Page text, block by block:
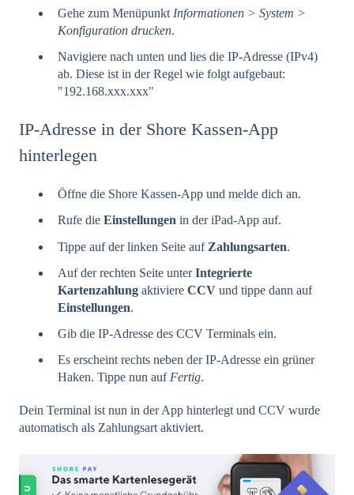
Gehe zum Menüpunkt Informationen > System >
Konfiguration drucken.
Navigiere nach unten und lies die IP-Adresse (IPv4)
ab. Diese ist in der Regel wie folgt aufgebaut:
"192.168.xxx.xxx"
IP-Adresse in der Shore Kassen-App
hinterlegen
Öffne die Shore Kassen-App und melde dich an.
Rufe die Einstellungen in der iPad-App auf.
Tippe auf der linken Seite auf Zahlungsarten.
Auf der rechten Seite unterIntegrierte
Kartenzahlung aktiviere CCV und tippe dann auf
Einstellungen.
Gib die IP-Adresse des CCV Terminals ein.
Es erscheint rechts neben der IP-Adresse ein grüner
Haken. Tippe nun auf Fertig.
Dein Terminal ist nun in der App hinterlegt und CCV wurde
automatisch als Zahlungsart aktiviert.